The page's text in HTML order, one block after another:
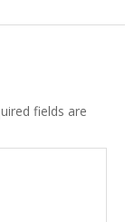
fields are